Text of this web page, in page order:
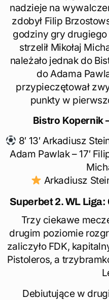
nadzieje na
zdobył Filip
godziny gry
strzelił Mikołaj
należało jednak do
do Adama
przypieczętował
punkty w
Bistro Kopernik
8′ 13′ Arkadiusz
Adam Pawlak – 17′
Arkadiusz
Superbet 2. WL
Trzy ciekawe
drugim poziomie
zaliczyło FDK,
Pistoleros, a
Debiutujące w